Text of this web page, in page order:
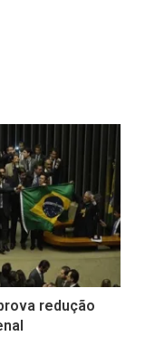
redução